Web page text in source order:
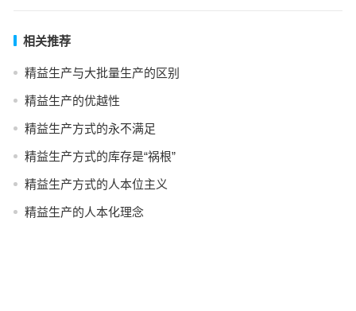
相关推荐
精益生产与大批量生产的区别
精益生产的优越性
精益生产方式的永不满足
精益生产方式的库存是“祸根”
精益生产方式的人本位主义
精益生产的人本化理念